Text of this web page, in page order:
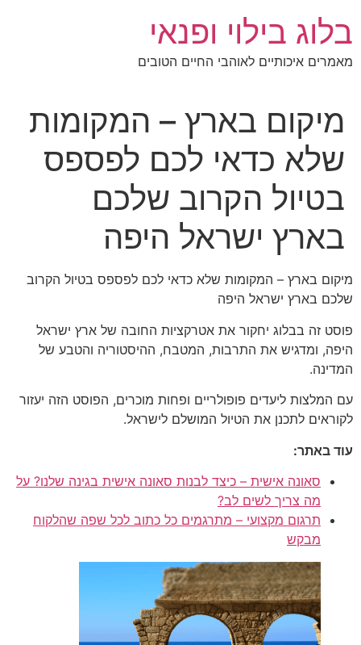
לתוכן
בלוג בילוי ופנאי
מאמרים איכותיים לאוהבי החיים הטובים
מיקום בארץ – המקומות
שלא כדאי לכם לפספס
בטיול הקרוב שלכם
בארץ ישראל היפה
מיקום בארץ – המקומות שלא כדאי לכם לפספס בטיול הקרוב
שלכם בארץ ישראל היפה
פוסט זה בבלוג יחקור את אטרקציות החובה של ארץ ישראל
היפה, ומדגיש את התרבות, המטבח, ההיסטוריה והטבע של
המדינה.
עם המלצות ליעדים פופולריים ופחות מוכרים, הפוסט הזה יעזור
לקוראים לתכנן את הטיול המושלם לישראל.
עוד באתר:
סאונה אישית – כיצד לבנות סאונה אישית בגינה שלנו? על
מה צריך לשים לב?
תרגום מקצועי – מתרגמים כל כתוב לכל שפה שהלקוח
מבקש